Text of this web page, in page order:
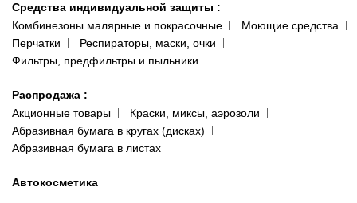
Средства индивидуальной защиты :
Комбинезоны малярные и покрасочные
Моющие средства
Перчатки
Респираторы, маски, очки
Фильтры, предфильтры и пыльники
Распродажа :
Акционные товары
Краски, миксы, аэрозоли
Абразивная бумага в кругах (дисках)
Абразивная бумага в листах
Автокосметика